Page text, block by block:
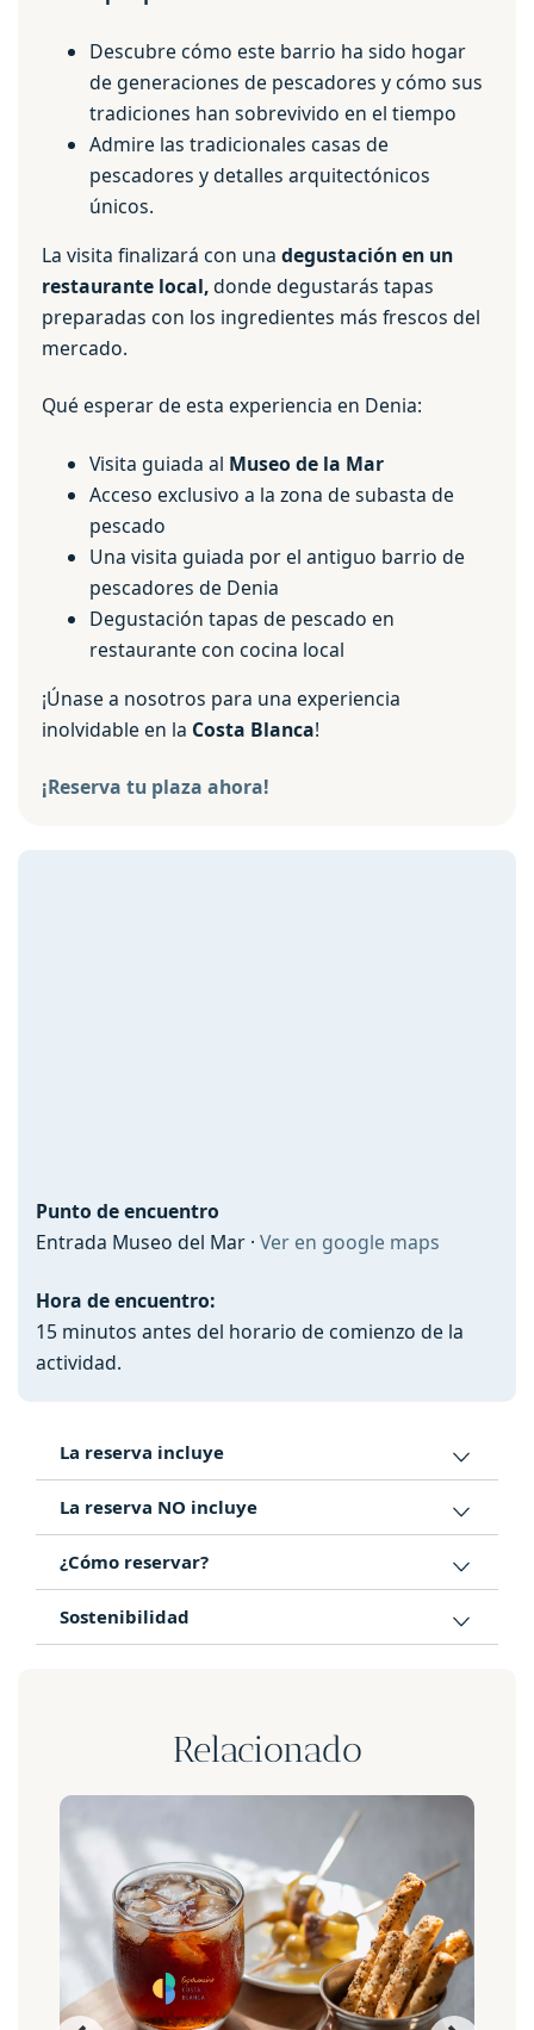
Descubre cómo este barrio ha sido hogar
de generaciones de pescadores y cómo sus
tradiciones han sobrevivido en el tiempo
Admire las tradicionales casas de
pescadores y detalles arquitectónicos
únicos.
La visita finalizará con una degustación en un
restaurante local,donde degustarás tapas
preparadas con los ingredientes más frescos del
mercado.
Qué esperar de esta experiencia en Denia:
Visita guiada al Museo de la Mar
Acceso exclusivo a la zona de subasta de
pescado
Una visita guiada por el antiguo barrio de
pescadores de Denia
Degustación tapas de pescado en
restaurante con cocina local
¡Únase a nosotros para una experiencia
inolvidable en la Costa Blanca!
¡Reserva tu plaza ahora!
Punto de encuentro
Entrada Museo del Mar · Ver en google maps
Hora de encuentro:
15 minutos antes del horario de comienzo de la
actividad.
La reserva incluye
La reserva NO incluye
¿Cómo reservar?
Sostenibilidad
Relacionado